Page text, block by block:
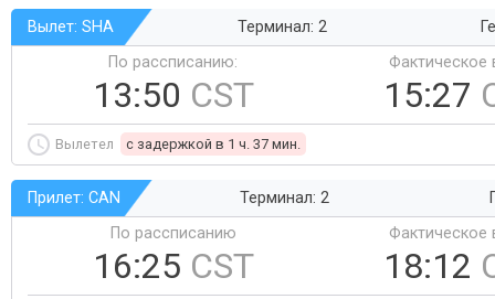
Вылет: SHA Терминал: 2
По рассписанию:
13:50 CST
Фактическое
15:27
Вылетел c задержкой в 1 ч. 37 мин.
Прилет: CAN Терминал: 2
По рассписанию
16:25 CST
Фактическое
18:12